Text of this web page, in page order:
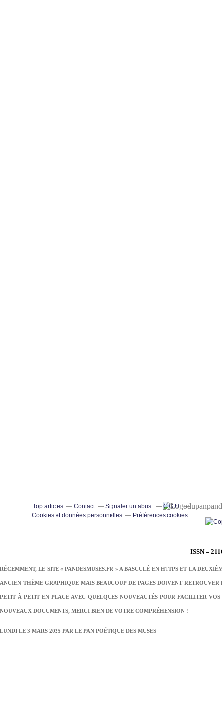
ISSN =
RÉCEMMENT, LE SITE « PANDESMUSES.FR » A BASCULÉ EN HTTPS ET LA
ANCIEN THÈME GRAPHIQUE MAIS BEAUCOUP DE PAGES DOIVENT
PETIT À PETIT EN PLACE AVEC QUELQUES NOUVEAUTÉS POUR FACILITER
NOUVEAUX DOCUMENTS, MERCI BIEN DE VOTRE COMPRÉHENSION !
LUNDI LE 3 MARS 2025 PAR LE PAN POÉTIQUE DES MUSES
Top articles Contact Signaler un abus
C.G.U.
Cookies et données personnelles
Préférences cookies